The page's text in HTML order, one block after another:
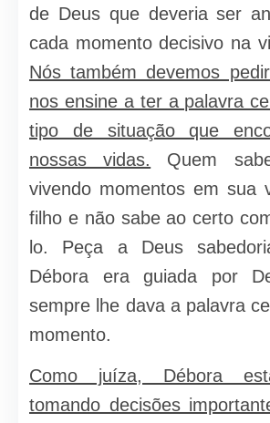
de Deus que deveria ser
cada momento decisivo na
Nós também devemos
nos ensine a ter a palavra
tipo de situação que
nossas vidas.
Quem
vivendo momentos em sua
filho e não sabe ao certo
lo. Peça a Deus
Débora era guiada por
sempre lhe dava a palavra
momento.
Como juíza, Débora
tomando decisões